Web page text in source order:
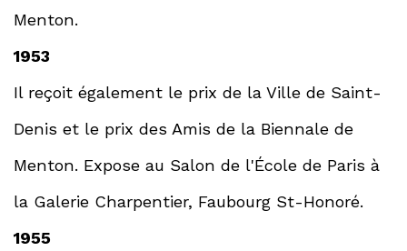
Menton.
1953
Il reçoit également le prix de la Ville de Saint-
Denis et le prix des Amis de la Biennale de
Menton. Expose au Salon de l'École de Paris à
la Galerie Charpentier, Faubourg St-Honoré.
1955